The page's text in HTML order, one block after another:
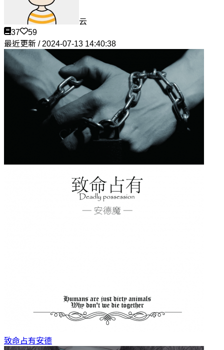
云
37
59
最近更新 / 2024-07-13 14:40:38
致命占有安德